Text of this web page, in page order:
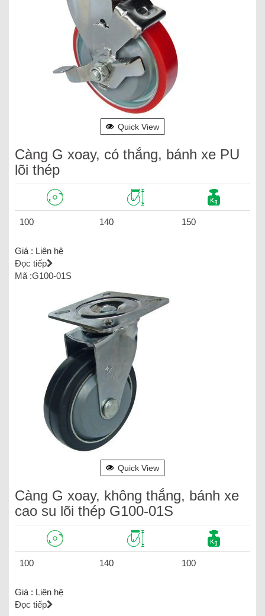
Quick View
Càng G xoay, có thắng, bánh xe PU
lõi thép
100 140 150
Giá : Liên hệ
Đọc tiếp
Mã :G100-01S
Quick View
Càng G xoay, không thắng, bánh xe
cao su lõi thép G100-01S
100 140 100
Giá : Liên hệ
Đọc tiếp